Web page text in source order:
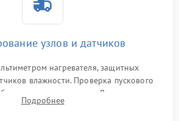
узлов и датчиков
нагревателя, защитных
влажности. Проверка пускового
мотора и помпы. Для машин с
— диагностика работы компрессора и
Подробнее